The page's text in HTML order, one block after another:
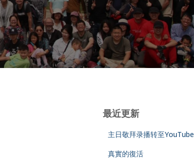
最近更新
主日敬拜录播转至YouTube
真實的復活